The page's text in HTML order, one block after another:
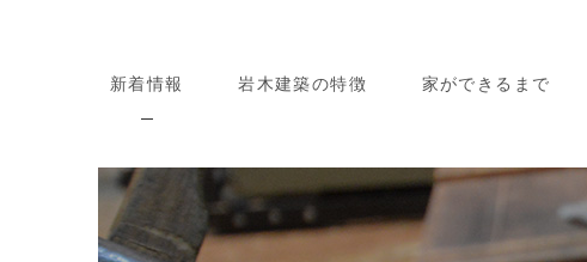
新着情報 岩木建築の特徴 家ができるまで